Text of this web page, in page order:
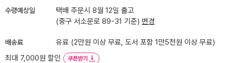
수령예상일
택배 주문시 8월 12일 출고
(중구 서소문로 89-31 기준) 변경
배송료
유료 (2만원 이상 무료, 도서 포함 1만5천원 이상 무료)
최대 7,000원 할인
쿠폰받기